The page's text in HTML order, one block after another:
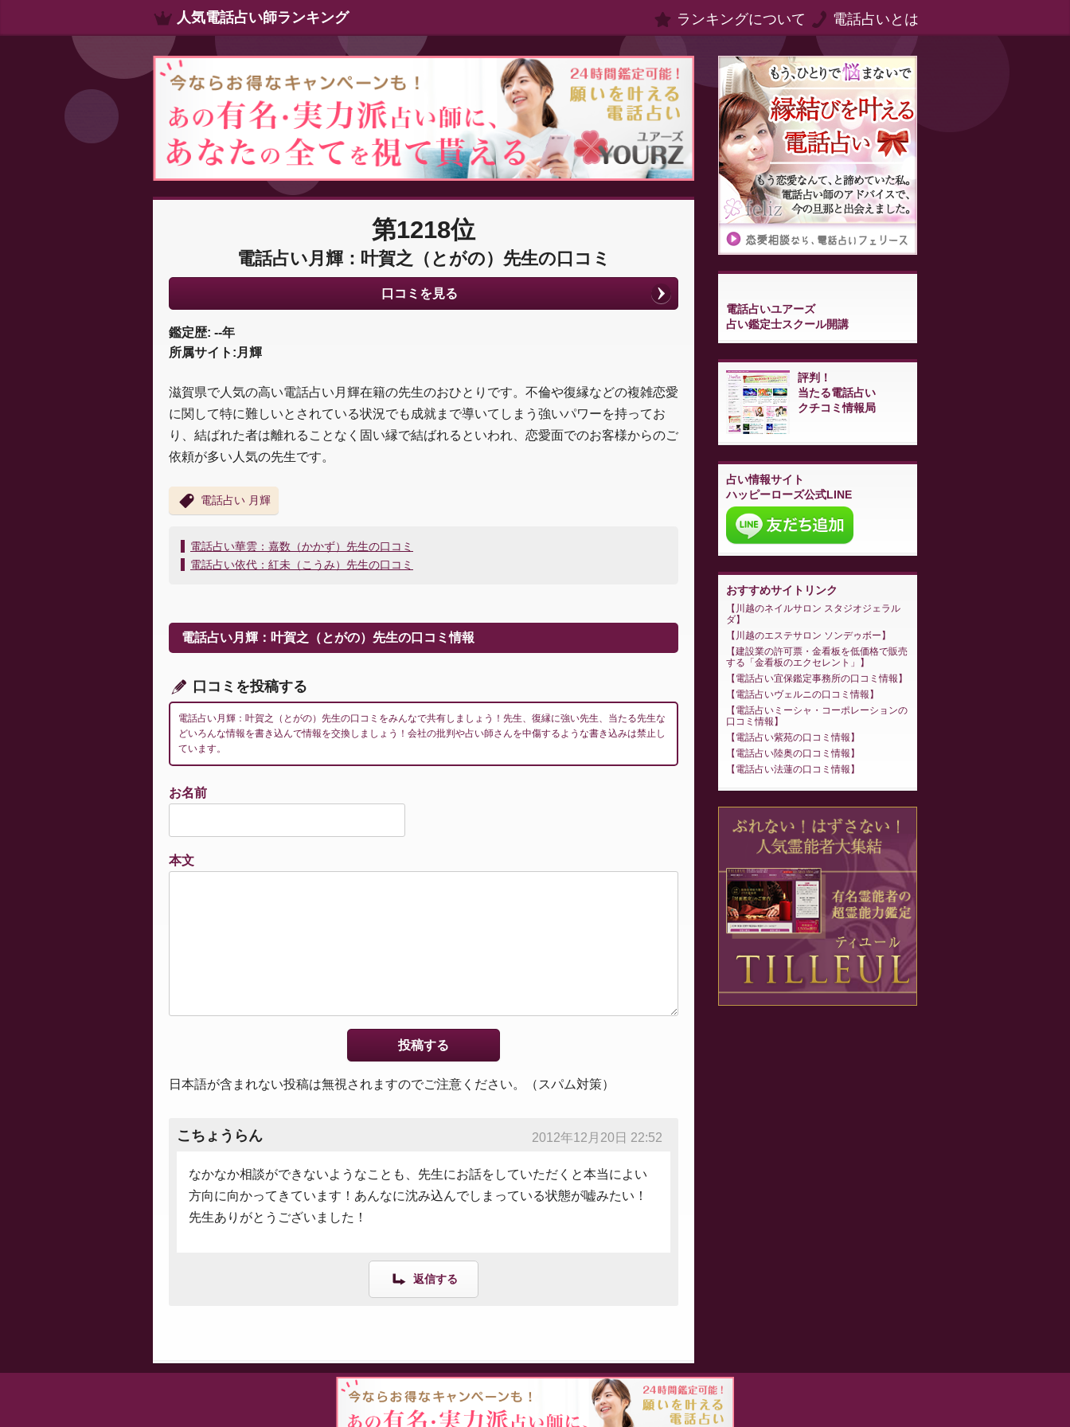
人気電話占い師ランキング ランキングについて 電話占いとは
第1218位
電話占い月輝：叶賀之（とがの）先生の口コミ
口コミを見る
鑑定歴: --年
所属サイト:月輝
滋賀県で人気の高い電話占い月輝在籍の先生のおひとりです。不倫や復縁などの複雑恋愛
に関して特に難しいとされている状況でも成就まで導いてしまう強いパワーを持ってお
り、結ばれた者は離れることなく固い縁で結ばれるといわれ、恋愛面でのお客様からのご
依頼が多い人気の先生です。
電話占い 月輝
投
稿
ー
シ
ン
電話占い華雲：嘉数（かかず）先生の口コミ
電話占い依代：紅未（こうみ）先生の口コミ
電話占い月輝：叶賀之（とがの）先生の口コミ情報
口コミを投稿する
電話占い月輝：叶賀之（とがの）先生の口コミをみんなで共有しましょう！先生、復縁に強い先生、当たる先生な
どいろんな情報を書き込んで情報を交換しましょう！会社の批判や占い師さんを中傷するような書き込みは禁止し
ています。
お名前
本文
日本語が含まれない投稿は無視されますのでご注意ください。（スパム対策）
こちょうらん 2012年12月20日 22:52
なかなか相談ができないようなことも、先生にお話をしていただくと本当によい
方向に向かってきています！あんなに沈み込んでしまっている状態が嘘みたい！
先生ありがとうございました！
返信する
電話占いユアーズ
占い鑑定士スクール開講
評判！
当たる電話占い
クチコミ情報局
占い情報サイト
ハッピーローズ公式LINE
おすすめサイトリンク
川越のネイルサロン スタジオジェラル
ダ
川越のエステサロン ソンデゥボー
建設業の許可票・金看板を低価格で販売
する「金看板のエクセレント」
電話占い宜保鑑定事務所の口コミ情報
電話占いヴェルニの口コミ情報
電話占いミーシャ・コーポレーションの
口コミ情報
電話占い紫苑の口コミ情報
電話占い陸奥の口コミ情報
電話占い法蓮の口コミ情報